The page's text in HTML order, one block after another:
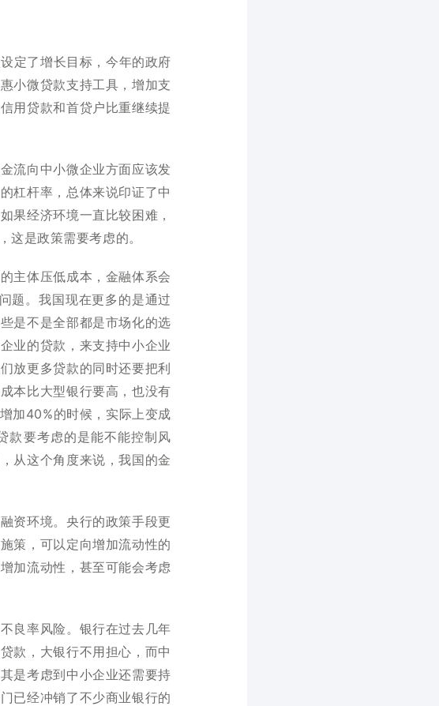
定了增长目标，今年的政府
小微贷款支持工具，增加支
用贷款和首贷户比重继续提
流向中小微企业方面应该发
杠杆率，总体来说印证了中
果经济环境一直比较困难，
这是政策需要考虑的。
主体压低成本，金融体系会
题。我国现在更多的是通过
是不是全部都是市场化的选
业的贷款，来支持中小企业
放更多贷款的同时还要把利
本比大型银行要高，也没有
加40%的时候，实际上变成
款要考虑的是能不能控制风
从这个角度来说，我国的金
资环境。央行的政策手段更
策，可以定向增加流动性的
加流动性，甚至可能会考虑
良率风险。银行在过去几年
款，大银行不用担心，而中
是考虑到中小企业还需要持
已经冲销了不少商业银行的